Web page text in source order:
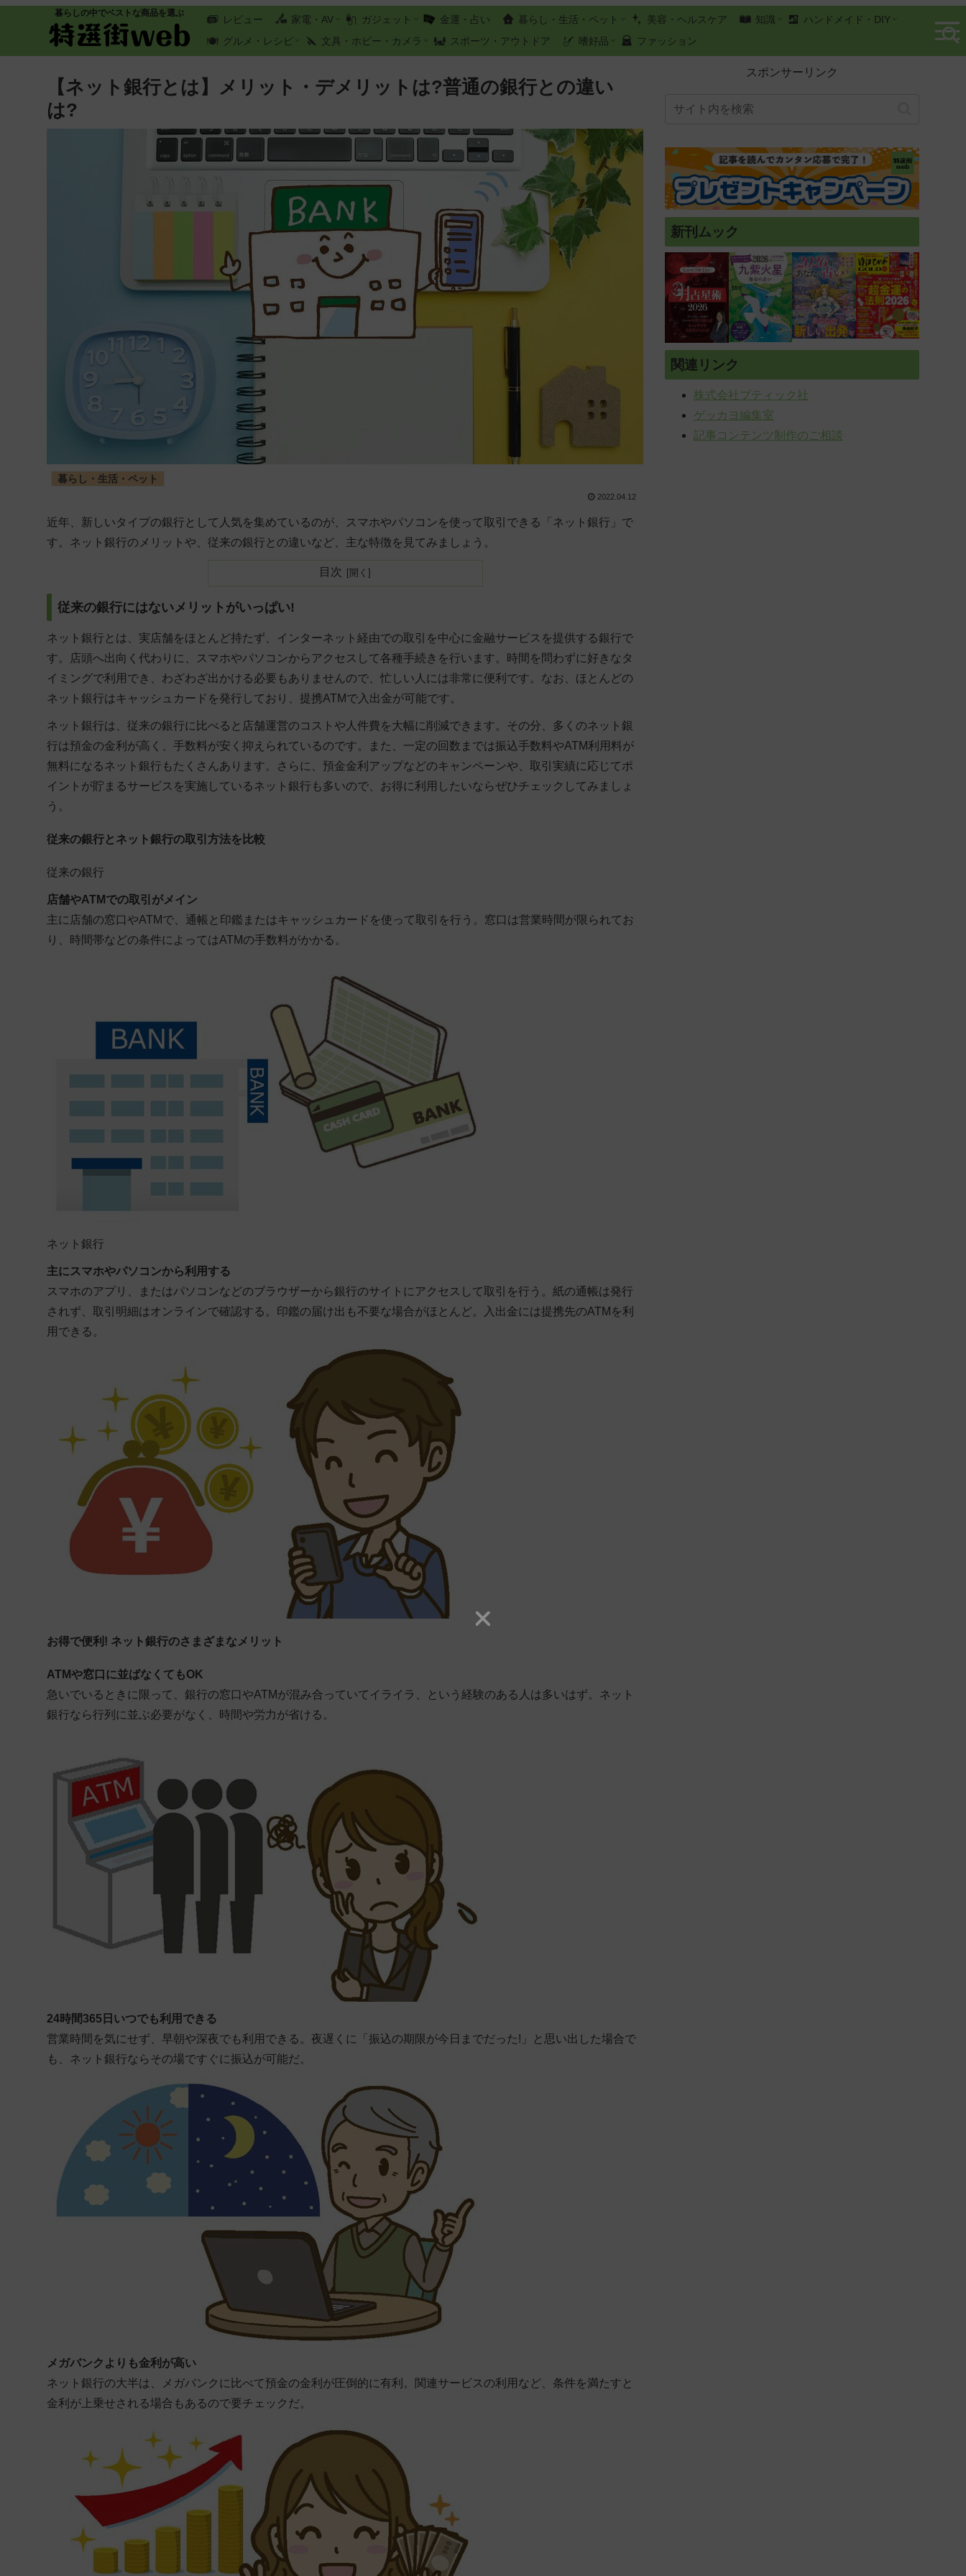
暮らしの中でベストな商品を選ぶ
レビュー 家電・AV ガジェット 金運・占い 暮らし・生活・ペット 美容・ヘルスケア 知識
ハンドメイド・DIY
グルメ・レシピ
文具・ホビー・カメラ スポーツ・アウトドア 嗜好品 ファッション
【ネット銀行とは】メリット・デメリットは?普通の銀行との違い
は?
暮らし・生活・ペット
2022.04.12
近年、新しいタイプの銀行として人気を集めているのが、スマホやパソコンを使って取引できる「ネット銀行」で
す。ネット銀行のメリットや、従来の銀行との違いなど、主な特徴を見てみましょう。
目次
従来の銀行にはないメリットがいっぱい!
ネット銀行とは、実店舗をほとんど持たず、インターネット経由での取引を中心に金融サービスを提供する銀行で
す。店頭へ出向く代わりに、スマホやパソコンからアクセスして各種手続きを行います。時間を問わずに好きなタ
イミングで利用でき、わざわざ出かける必要もありませんので、忙しい人には非常に便利です。なお、ほとんどの
ネット銀行はキャッシュカードを発行しており、提携ATMで入出金が可能です。
ネット銀行は、従来の銀行に比べると店舗運営のコストや人件費を大幅に削減できます。その分、多くのネット銀
行は預金の金利が高く、手数料が安く抑えられているのです。また、一定の回数までは振込手数料やATM利用料が
無料になるネット銀行もたくさんあります。さらに、預金金利アップなどのキャンペーンや、取引実績に応じてポ
イントが貯まるサービスを実施しているネット銀行も多いので、お得に利用したいならぜひチェックしてみましょ
う。
従来の銀行とネット銀行の取引方法を比較
従来の銀行
店舗やATMでの取引がメイン
主に店舗の窓口やATMで、通帳と印鑑またはキャッシュカードを使って取引を行う。窓口は営業時間が限られてお
り、時間帯などの条件によってはATMの手数料がかかる。
ネット銀行
主にスマホやパソコンから利用する
スマホのアプリ、またはパソコンなどのブラウザーから銀行のサイトにアクセスして取引を行う。紙の通帳は発行
されず、取引明細はオンラインで確認する。印鑑の届け出も不要な場合がほとんど。入出金には提携先のATMを利
用できる。
お得で便利! ネット銀行のさまざまなメリット
ATMや窓口に並ばなくてもOK
急いでいるときに限って、銀行の窓口やATMが混み合っていてイライラ、という経験のある人は多いはず。ネット
銀行なら行列に並ぶ必要がなく、時間や労力が省ける。
24時間365日いつでも利用できる
営業時間を気にせず、早朝や深夜でも利用できる。夜遅くに「振込の期限が今日までだった!」と思い出した場合で
も、ネット銀行ならその場ですぐに振込が可能だ。
メガバンクよりも金利が高い
ネット銀行の大半は、メガバンクに比べて預金の金利が圧倒的に有利。関連サービスの利用など、条件を満たすと
金利が上乗せされる場合もあるので要チェックだ。
スポンサーリンク
新刊ムック
関連リンク
株式会社ブティック社
ゲッカヨ編集室
記事コンテンツ制作のご相談